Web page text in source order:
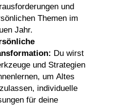
und
Themen im
Jahr.
Du wirst
und Strategien
um Altes
individuelle
für deine